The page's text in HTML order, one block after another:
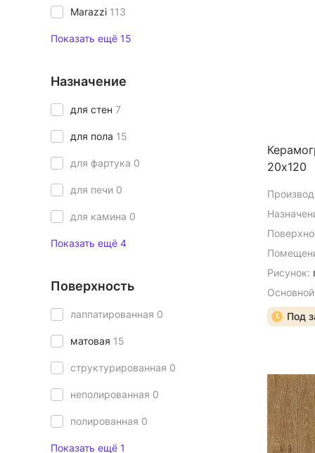
Marazzi 113
Показать ещё 15
Назначение
для стен 7
для пола 15
для фартука 0
для печи 0
для камина 0
Показать ещё 4
Поверхность
лаппатированная 0
матовая 15
структурированная 0
неполированная 0
полированная 0
Показать ещё 1
20х120
Рисунок:
Под